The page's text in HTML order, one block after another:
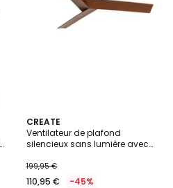
CREATE
Ventilateur de plafond
silencieux sans lumière avec
199,95 €
110,95 € -45%